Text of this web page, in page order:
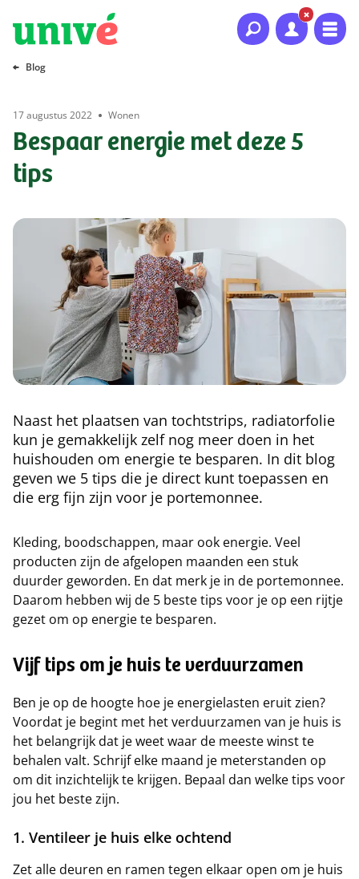
Naar hoofdinhoud
Naar hoofdnavigatie
Naar footer
Blog
17 augustus 2022 Wonen
Bespaar energie met deze 5
tips
Naast het plaatsen van tochtstrips, radiatorfolie
kun je gemakkelijk zelf nog meer doen in het
huishouden om energie te besparen. In dit blog
geven we 5 tips die je direct kunt toepassen en
die erg fijn zijn voor je portemonnee.
Kleding, boodschappen, maar ook energie. Veel
producten zijn de afgelopen maanden een stuk
duurder geworden. En dat merk je in de portemonnee.
Daarom hebben wij de 5 beste tips voor je op een rijtje
gezet om op energie te besparen.
Vijf tips om je huis te verduurzamen
Ben je op de hoogte hoe je energielasten eruit zien?
Voordat je begint met het verduurzamen van je huis is
het belangrijk dat je weet waar de meeste winst te
behalen valt. Schrijf elke maand je meterstanden op
om dit inzichtelijk te krijgen. Bepaal dan welke tips voor
jou het beste zijn.
1. Ventileer je huis elke ochtend
Zet alle deuren en ramen tegen elkaar open om je huis